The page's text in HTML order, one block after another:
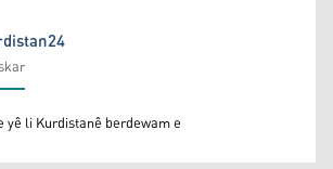
yê li Kurdistanê berdewam e